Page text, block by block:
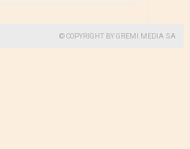
© COPYRIGHT BY GREMI MEDIA SA